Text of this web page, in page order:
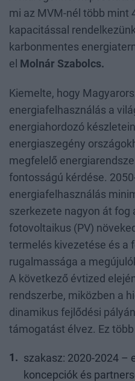
mi az MVM-nél több mint
kapacitással
karbonmentes
el Molnár Szabolcs.
Kiemelte, hogy
energiafelhasználás a
energiahordozó
energiaszegény
megfelelő
fontosságú kérdése.
energiafelhasználás
szerkezete nagyon át fog
fotovoltaikus (PV)
termelés kivezetése és a
rugalmassága a
A következő évtized
rendszerbe, miközben a
dinamikus fejlődési
támogatást élvez. Ez
szakasz: 2020-2024 –
koncepciók és